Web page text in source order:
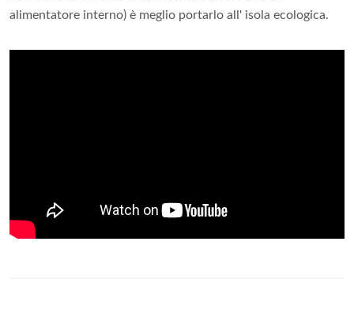
alimentatore interno) è meglio portarlo all' isola ecologica.